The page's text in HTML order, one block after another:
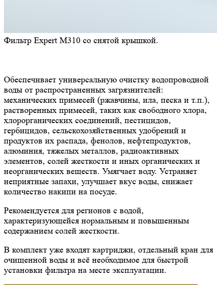
Фильтр Expert M310 со снятой крышкой.
Обеспечивает универсальную очистку водопроводной
воды от распространенных загрязнителей:
механических примесей (ржавчины, ила, песка и т.п.),
растворенных примесей, таких как свободного хлора,
хлорорганических соединений, пестицидов,
гербицидов, сельскохозяйственных удобрений и
продуктов их распада, фенолов, нефтепродуктов,
алюминия, тяжелых металлов, радиоактивных
элементов, солей жесткости и иных органических и
неорганических веществ. Умягчает воду. Устраняет
неприятные запахи, улучшает вкус воды, снижает
количество накипи на посуде.
Рекомендуется для регионов с водой,
характеризующейся нормальным и повышенным
содержанием солей жесткости.
В комплект уже входят картриджи, отдельный кран для
очищенной воды и всё необходимое для быстрой
установки фильтра на месте эксплуатации.